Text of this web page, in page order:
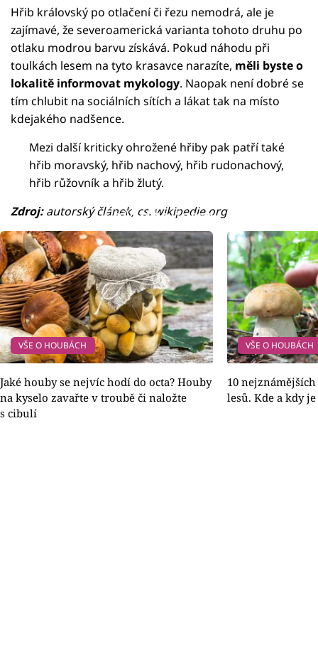
Hřib královský po otlačení či řezu nemodrá, ale je
zajímavé, že severoamerická varianta tohoto druhu po
otlaku modrou barvu získává. Pokud náhodu při
toulkách lesem na tyto krasavce narazíte, měli byste o
lokalitě informovat mykology. Naopak není dobré se
tím chlubit na sociálních sítích a lákat tak na místo
kdejakého nadšence.
Mezi další kriticky ohrožené hřiby pak patří také
hřib moravský, hřib nachový, hřib rudonachový,
hřib růžovník a hřib žlutý.
Failed to fetch
Zdroj:autorský článek, cs. wikipedie.org
VŠE O HOUBÁCH
Jaké houby se nejvíc hodí do octa? Houby
na kyselo zavařte v troubě či naložte
s cibulí
VŠE O HOUBÁCH
10
lesů. Kde a kdy